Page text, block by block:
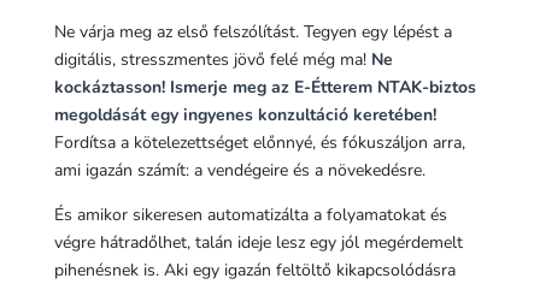
Ne várja meg az első felszólítást. Tegyen egy lépést a
digitális, stresszmentes jövő felé még ma! Ne
kockáztasson! Ismerje meg az E-Étterem NTAK-biztos
megoldását egy ingyenes konzultáció keretében!
Fordítsa a kötelezettséget előnnyé, és fókuszáljon arra,
ami igazán számít: a vendégeire és a növekedésre.
És amikor sikeresen automatizálta a folyamatokat és
végre hátradőlhet, talán ideje lesz egy jól megérdemelt
pihenésnek is. Aki egy igazán feltöltő kikapcsolódásra